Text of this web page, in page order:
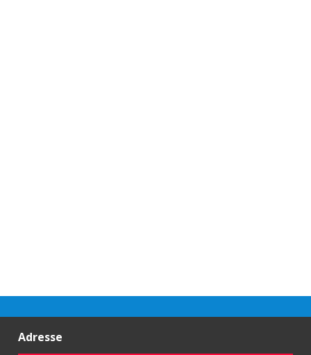
Adresse